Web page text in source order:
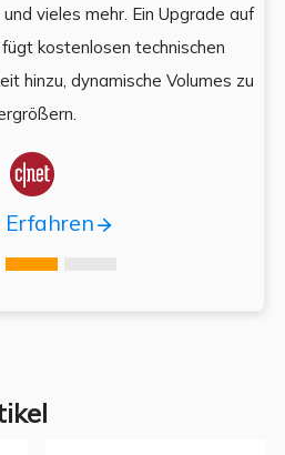
vieles mehr. Ein Upgrade auf
kostenlosen technischen
hinzu, dynamische Volumes zu

Erfahren